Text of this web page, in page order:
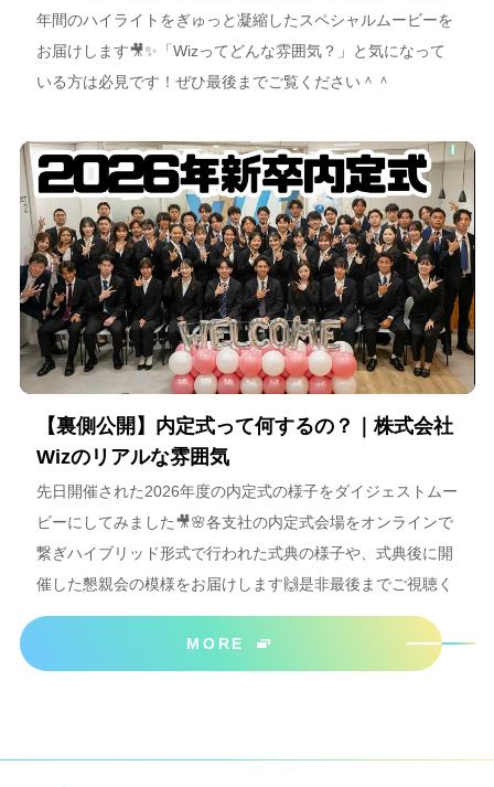
年間のハイライトをぎゅっと凝縮したスペシャルムービーを
お届けします🎥✨「Wizってどんな雰囲気？」と気になって
いる方は必見です！ぜひ最後までご覧ください＾＾
【裏側公開】内定式って何するの？｜株式会社
Wizのリアルな雰囲気
先日開催された2026年度の内定式の様子をダイジェストムー
ビーにしてみました🎥🌸各支社の内定式会場をオンラインで
繋ぎハイブリッド形式で行われた式典の様子や、式典後に開
催した懇親会の模様をお届けします🙌是非最後までご視聴く
ださいね＾＾
MORE